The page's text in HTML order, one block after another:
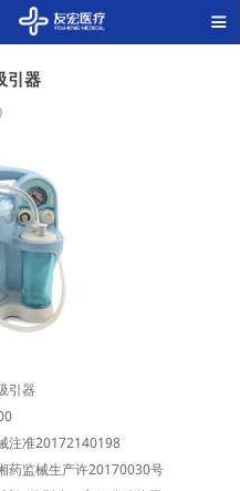
끀
引器
引器
注准20172140198
药监械生产许20170030号